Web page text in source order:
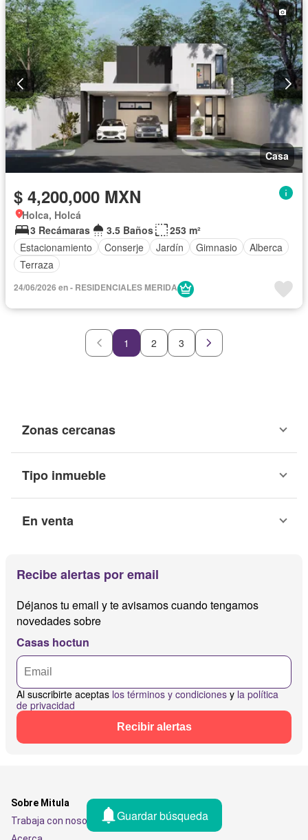
Casa
$ 4,200,000 MXN
Holca, Holcá
3 Recámaras
3.5 Baños
253 m²
Estacionamiento
Conserje Jardín Gimnasio
Alberca
Terraza
24/06/2026 en - RESIDENCIALES MERIDA
1 2 3
Zonas cercanas
Tipo inmueble
En venta
Recibe alertas por email
Déjanos tu email y te avisamos cuando tengamos
novedades sobre
Casas hoctun
Al suscribirte aceptas los términos y condiciones y la política
de privacidad
Recibir alertas
Guardar búsqueda
Sobre Mitula
Trabaja con nosotros